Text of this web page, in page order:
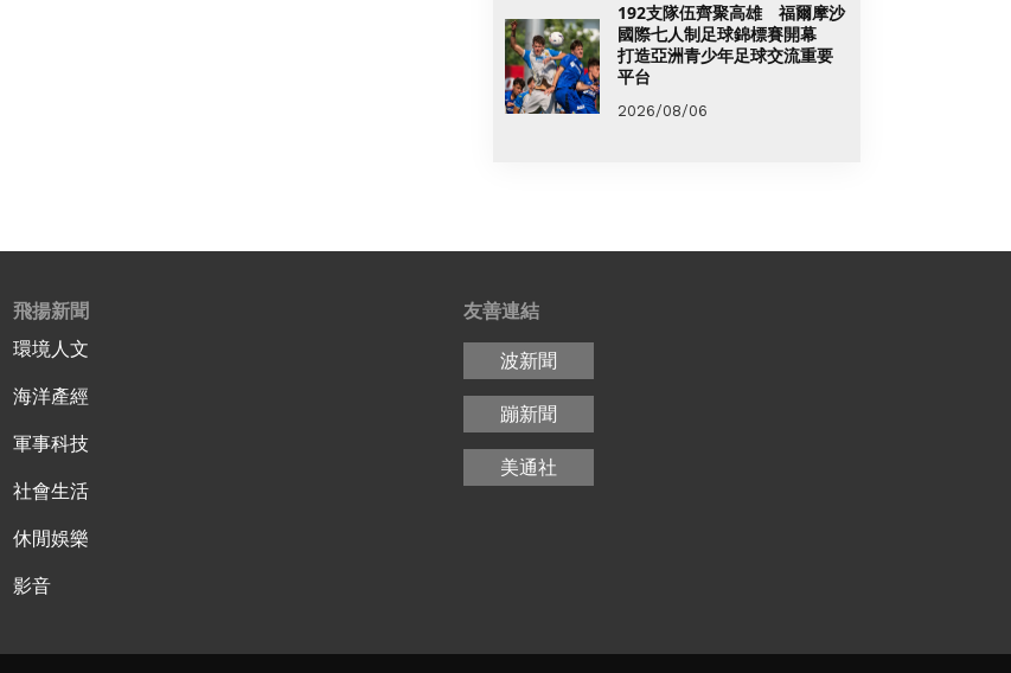
192支隊伍齊聚高雄 福爾摩沙
國際七人制足球錦標賽開幕
打造亞洲青少年足球交流重要
平台
2026/08/06
飛揚新聞
環境人文
海洋產經
軍事科技
社會生活
休閒娛樂
影音
友善連結
波新聞
蹦新聞
美通社